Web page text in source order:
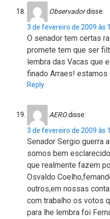
Observadordisse:
3 de fevereiro de 2009 às
O senador tem certas
promete tem que ser
lembra das Vacas que
finado Arraes!
Reply
AEROdisse:
3 de fevereiro de 2009 às
Senador Sergio guerra
somos bem
que realmente fazem
Osvaldo
outros,em nossas
com trabalho os votos
para lhe lembra foi